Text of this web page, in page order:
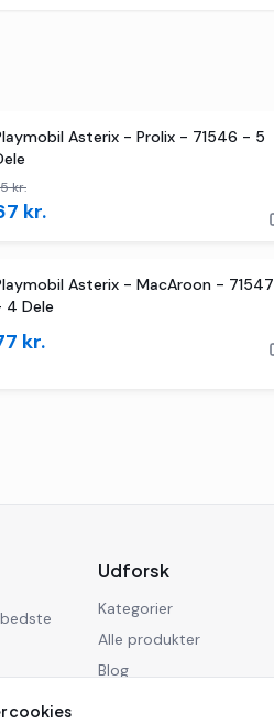
TILBUD
2butikkerAsterix - Prolix - 71546 - 5
kr.
kr.
Asterix - MacAroon - 71547
4 Dele
kr.
Udforsk
Kategorier
Alle produkter
Blog
cookies